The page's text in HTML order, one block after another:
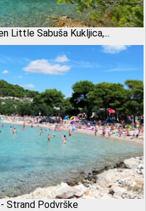
Little Sabuša Kukljica,...
Strand Podvrške